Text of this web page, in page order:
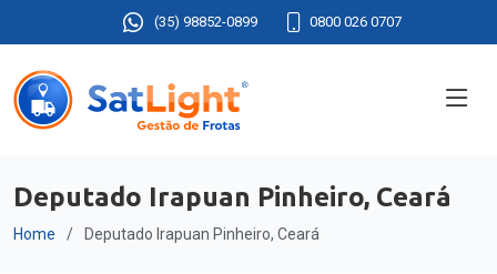
(35) 98852-0899 0800 026 0707
Deputado Irapuan Pinheiro, Ceará
Home Deputado Irapuan Pinheiro, Ceará